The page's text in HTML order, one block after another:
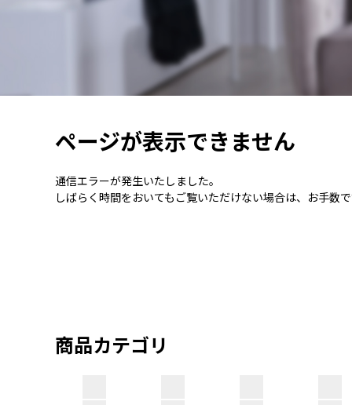
ページが表示できません
通信エラーが発生いたしました。
しばらく時間をおいてもご覧いただけない場合は、お手数
商品カテゴリ